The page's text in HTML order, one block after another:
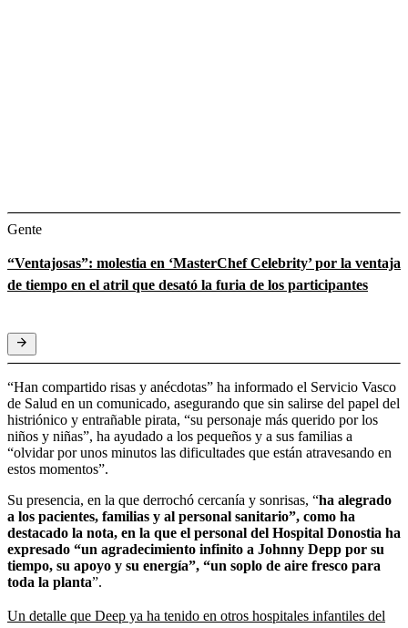
Gente
“Ventajosas”: molestia en ‘MasterChef Celebrity’ por la ventaja
de tiempo en el atril que desató la furia de los participantes
“Han compartido risas y anécdotas” ha informado el Servicio Vasco
de Salud en un comunicado, asegurando que sin salirse del papel del
histriónico y entrañable pirata, “su personaje más querido por los
niños y niñas”, ha ayudado a los pequeños y a sus familias a
“olvidar por unos minutos las dificultades que están atravesando en
estos momentos”.
Su presencia, en la que derrochó cercanía y sonrisas, “ha alegrado
a los pacientes, familias y al personal sanitario”, como ha
destacado la nota, en la que el personal del Hospital Donostia ha
expresado “un agradecimiento infinito a Johnny Depp por su
tiempo, su apoyo y su energía”, “un soplo de aire fresco para
toda la planta”.
Un detalle que Deep ya ha tenido en otros hospitales infantiles del